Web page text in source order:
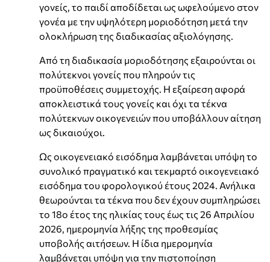
γονείς, το παιδί αποδίδεται ως ωφελούμενο στον
γονέα με την υψηλότερη μοριοδότηση μετά την
ολοκλήρωση της διαδικασίας αξιολόγησης.
Από τη διαδικασία μοριοδότησης εξαιρούνται οι
πολύτεκνοι γονείς που πληρούν τις
προϋποθέσεις συμμετοχής. Η εξαίρεση αφορά
αποκλειστικά τους γονείς και όχι τα τέκνα
πολύτεκνων οικογενειών που υποβάλλουν αίτηση
ως δικαιούχοι.
Ως οικογενειακό εισόδημα λαμβάνεται υπόψη το
συνολικό πραγματικό και τεκμαρτό οικογενειακό
εισόδημα του φορολογικού έτους 2024. Ανήλικα
θεωρούνται τα τέκνα που δεν έχουν συμπληρώσει
το 18ο έτος της ηλικίας τους έως τις 26 Απριλίου
2026, ημερομηνία λήξης της προθεσμίας
υποβολής αιτήσεων. Η ίδια ημερομηνία
λαμβάνεται υπόψη για την πιστοποίηση